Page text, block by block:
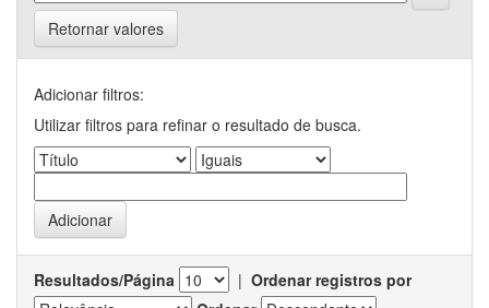
Retornar valores
Adicionar filtros:
Utilizar filtros para refinar o resultado de busca.
Resultados/Página | Ordenar registros por